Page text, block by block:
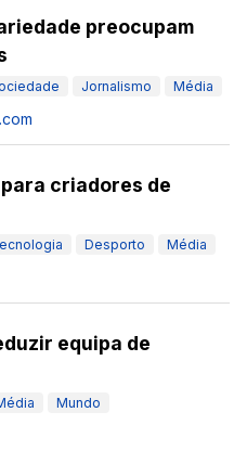
preocupam
Jornalismo Média
criadores de
Desporto Média
equipa de
Mundo